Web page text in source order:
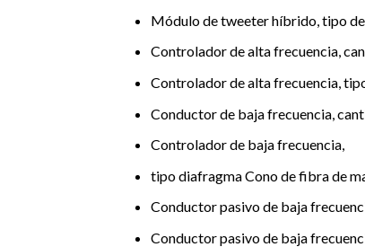
Módulo de tweeter híbrido, tipo
Controlador de alta frecuencia,
Controlador de alta frecuencia,
Conductor de baja frecuencia,
Controlador de baja frecuencia,
tipo diafragma Cono de fibra de
Conductor pasivo de baja
Conductor pasivo de baja